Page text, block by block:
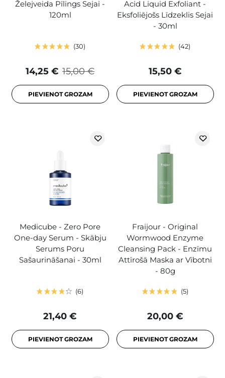
Želejveida Pīlings Sejai -
120ml
30
15,00 €
14,25 €
PIEVIENOT GROZAM
Acid Liquid Exfoliant -
Eksfoliējošs Līdzeklis Sejai
- 30ml
42
15,50 €
PIEVIENOT GROZAM
Medicube - Zero Pore
One-day Serum - Skābju
Serums Poru
Sašaurināšanai - 30ml
6
21,40 €
PIEVIENOT GROZAM
Fraijour - Original
Wormwood Enzyme
Cleansing Pack - Enzīmu
Attīrošā Maska ar Vībotni
- 80g
5
20,00 €
PIEVIENOT GROZAM